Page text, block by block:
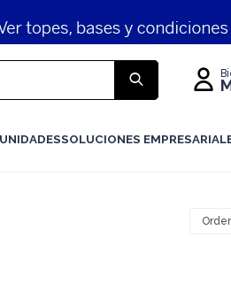
SOLUCIONES